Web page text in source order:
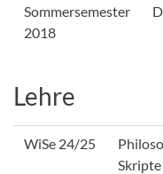
Sommersemester
2018
Lehre
WiSe 24/25